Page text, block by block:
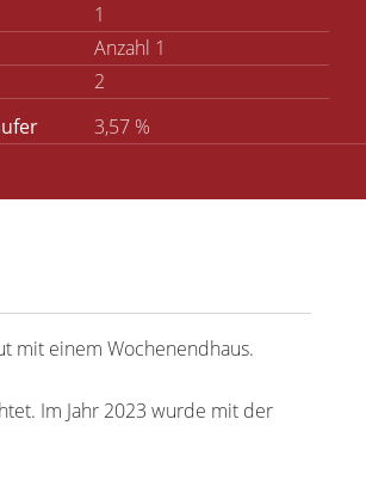
1
Anzahl 1
2
3,57 %
mit einem Wochenendhaus.
Im Jahr 2023 wurde mit der